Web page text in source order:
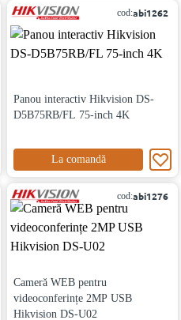
cod:abi1262
Panou interactiv Hikvision DS-
D5B75RB/FL 75-inch 4K
La comandă
cod:abi1276
Cameră WEB pentru
videoconferințe 2MP USB
Hikvision DS-U02